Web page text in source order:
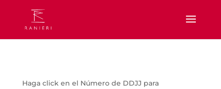
Haga click en el Número de DDJJ para